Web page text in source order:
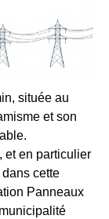
située au
et son
et en particulier
cette
Panneaux